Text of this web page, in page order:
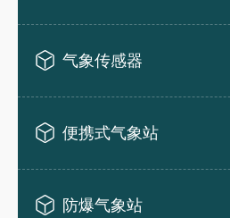
气象传感器
便携式气象站
防爆气象站